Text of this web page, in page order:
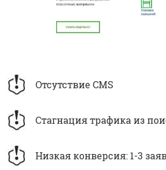
Отсутствие CMS
Стагнация трафика из
Низкая конверсия: 1-3